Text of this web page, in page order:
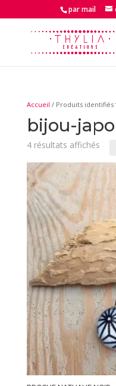
par mail
Accueil / Produits identifiés
bijou-
4 résultats affichésTrié
plus
au